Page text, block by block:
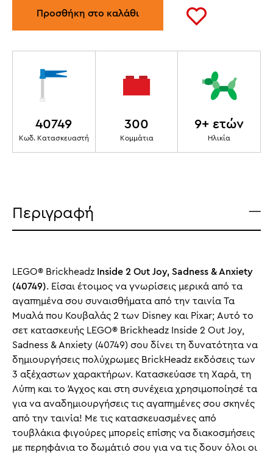
Προσθήκη στο καλάθι
40749
Κωδ. Κατασκευαστή
300
Κομμάτια
9+ ετών
Ηλικία
Περιγραφή
LEGO® Brickheadz Inside 2 Out Joy, Sadness & Anxiety
(40749). Είσαι έτοιμος να γνωρίσεις μερικά από τα
αγαπημένα σου συναισθήματα από την ταινία Τα
Μυαλά που Κουβαλάς 2 των Disney και Pixar; Αυτό το
σετ κατασκευής LEGO® Brickheadz Inside 2 Out Joy,
Sadness & Anxiety (40749) σου δίνει τη δυνατότητα να
δημιουργήσεις πολύχρωμες BrickHeadz εκδόσεις των
3 αξέχαστων χαρακτήρων. Κατασκεύασε τη Χαρά, τη
Λύπη και το Άγχος και στη συνέχεια χρησιμοποίησέ τα
για να αναδημιουργήσεις τις αγαπημένες σου σκηνές
από την ταινία! Με τις κατασκευασμένες από
τουβλάκια φιγούρες μπορείς επίσης να διακοσμήσεις
με περηφάνια το δωμάτιό σου για να τις δουν όλοι οι